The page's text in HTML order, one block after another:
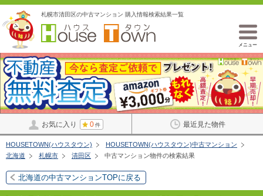
札幌市清田区の中古マンション 購入情報検索結果一覧
メニュー
お気に入り 0 件 最近見た物件
HOUSETOWN(ハウスタウン)
HOUSETOWN(ハウスタウン)中古マンション
北海道
札幌市 清田区 中古マンション物件の検索結果
北海道の中古マンションTOPに戻る